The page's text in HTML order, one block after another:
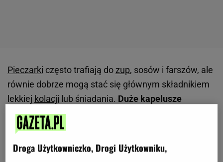
Pieczarki często trafiają do zup, sosów i farszów, ale
równie dobrze mogą stać się głównym składnikiem
lekkiej kolacji lub śniadania. Duże kapelusze
świetnie nadają się do nadziewania, a po
zapieczeniu zyskują miękką strukturę i wyraźny
aromat.To propozycja dla osób, które szukają
szybkiego pomysłu na ciepły posiłek bez używania
Droga Użytkowniczko, Drogi Użytkowniku,